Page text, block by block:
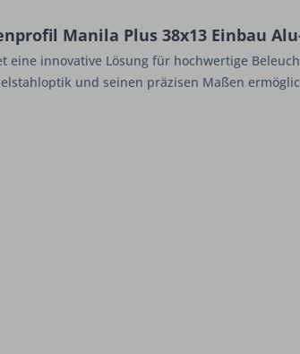
Manila Plus 38x13 Einbau
eine innovative Lösung für hochwertige
und seinen präzisen Maßen